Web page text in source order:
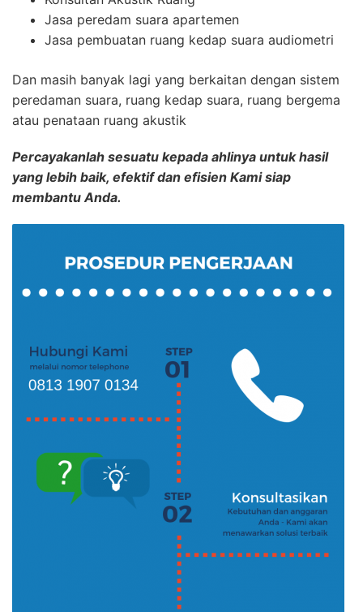
Jasa peredam suara apartemen
Jasa pembuatan ruang kedap suara audiometri
Dan masih banyak lagi yang berkaitan dengan sistem
peredaman suara, ruang kedap suara, ruang bergema
atau penataan ruang akustik
Percayakanlah sesuatu kepada ahlinya untuk hasil
yang lebih baik, efektif dan efisien Kami siap
membantu Anda.